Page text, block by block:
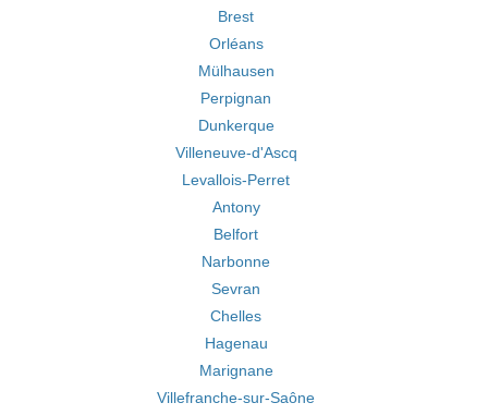
Brest
Orléans
Mülhausen
Perpignan
Dunkerque
Villeneuve-d'Ascq
Levallois-Perret
Antony
Belfort
Narbonne
Sevran
Chelles
Hagenau
Marignane
Villefranche-sur-Saône